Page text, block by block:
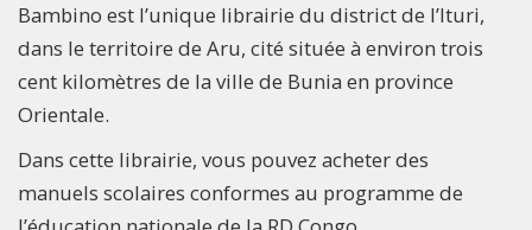
Bambino est l’unique librairie du district de l’Ituri,
dans le territoire de Aru, cité située à environ trois
cent kilomètres de la ville de Bunia en province
Orientale.
Dans cette librairie, vous pouvez acheter des
manuels scolaires conformes au programme de